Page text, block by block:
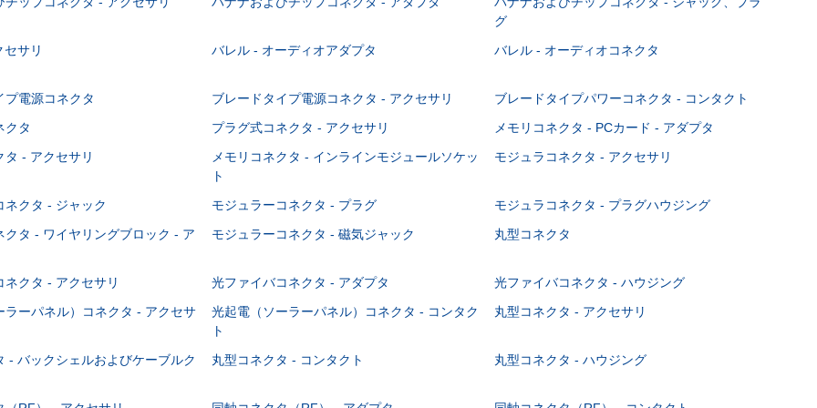
グ
サリ
バレル - オーディオアダプタ バレル - オーディオコネクタ
プ電源コネクタ ブレードタイプ電源コネクタ - アクセサリ
ブレードタイプパワーコネクタ - コンタクト
クタ
プラグ式コネクタ - アクセサリ
メモリコネクタ - PCカード - アダプタ
タ - アクセサリ
メモリコネクタ - インラインモジュールソケッ
ト
モジュラコネクタ - アクセサリ
ネクタ - ジャック モジュラーコネクタ - プラグ
モジュラコネクタ - プラグハウジング
クタ - ワイヤリングブロック - ア
モジュラーコネクタ - 磁気ジャック 丸型コネクタ
ネクタ - アクセサリ 光ファイバコネクタ - アダプタ
光ファイバコネクタ - ハウジング
ラーパネル）コネクタ - アクセサ
光起電（ソーラーパネル）コネクタ - コンタク
ト
丸型コネクタ - アクセサリ
- バックシェルおよびケーブルク 丸型コネクタ - コンタクト 丸型コネクタ - ハウジング